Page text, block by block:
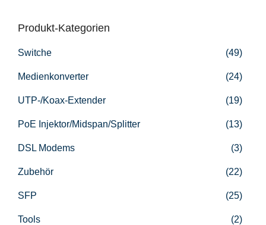
n
n
a
:
Produkt-Kategorien
Switche (49)
Medienkonverter (24)
UTP-/Koax-Extender (19)
PoE Injektor/Midspan/Splitter (13)
DSL Modems (3)
Zubehör (22)
SFP (25)
Tools (2)